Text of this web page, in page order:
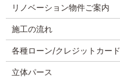
リノベーション物件ご案内
施工の流れ
各種ローン/クレジットカード
立体パース